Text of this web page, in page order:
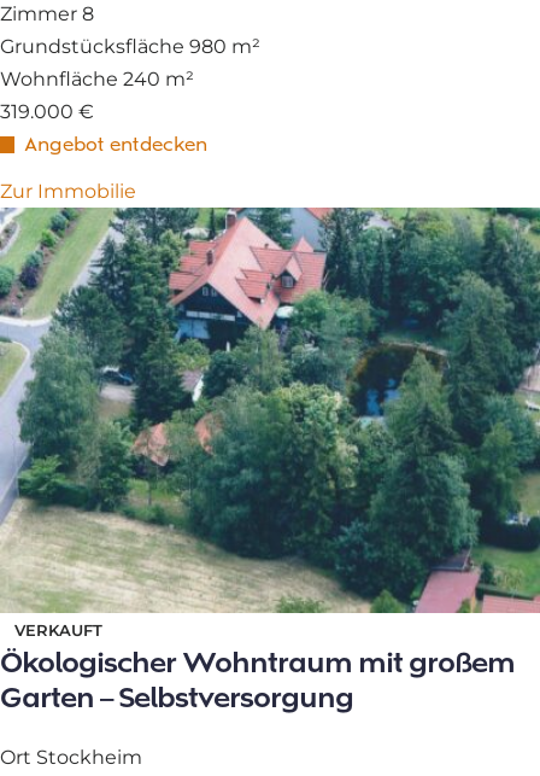
Zimmer 8
Grundstücksfläche 980 m²
Wohnfläche 240 m²
319.000 €
Angebot entdecken
Zur Immobilie
VERKAUFT
Ökologischer Wohntraum mit großem
Garten – Selbstversorgung
Ort Stockheim